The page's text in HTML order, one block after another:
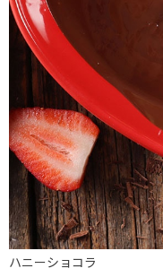
ハニーショコラ